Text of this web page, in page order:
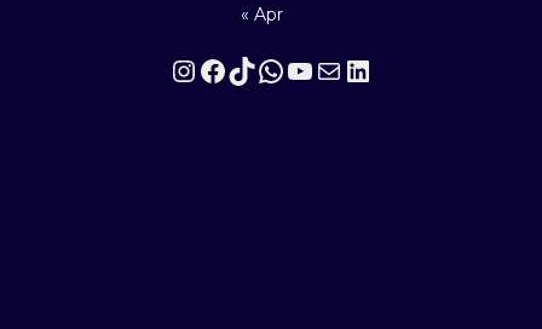
« Apr
Instagram
Facebook
TikTok
WhatsApp
YouTube
MailLinkedIn